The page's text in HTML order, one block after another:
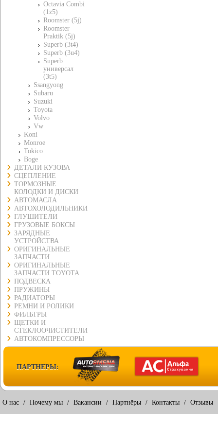
Octavia Combi
(1z5)
Roomster (5j)
Roomster
Praktik (5j)
Superb (3t4)
Superb (3u4)
Superb
универсал
(3t5)
Ssangyong
Subaru
Suzuki
Toyota
Volvo
Vw
Koni
Monroe
Tokico
Boge
ДЕТАЛИ КУЗОВА
СЦЕПЛЕНИЕ
ТОРМОЗНЫЕ
КОЛОДКИ И ДИСКИ
АВТОМАСЛА
АВТОХОЛОДИЛЬНИКИ
ГЛУШИТЕЛИ
ГРУЗОВЫЕ БОКСЫ
ЗАРЯДНЫЕ
УСТРОЙСТВА
ОРИГИНАЛЬНЫЕ
ЗАПЧАСТИ
ОРИГИНАЛЬНЫЕ
ЗАПЧАСТИ TOYOTA
ПОДВЕСКА
ПРУЖИНЫ
РАДИАТОРЫ
РЕМНИ И РОЛИКИ
ФИЛЬТРЫ
ЩЕТКИ И
СТЕКЛООЧИСТИТЕЛИ
АВТОКОМПРЕССОРЫ
ПАРТНЕРЫ:
О нас / Почему мы / Вакансии / Партнёры / Контакты / Отзывы